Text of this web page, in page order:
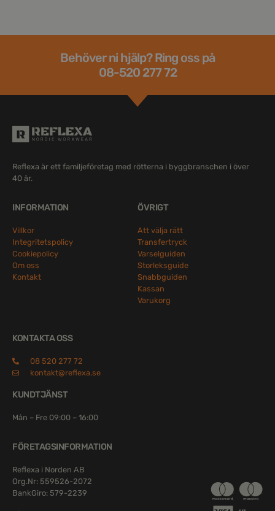
Behöver ni hjälp? Ring oss på
08-520 277 72
Reflexa är ett familjeföretag med rötterna i byggbranschen i över
40 år.
INFORMATION
Villkor
Integritetspolicy
Cookiepolicy
Om oss
Kontakt
ÖVRIGT
Att välja rätt
Transfertryck
Varselguiden
Storleksguide
Snabbguiden
Kassan
Varukorg
KONTAKTA OSS
08 520 277 72
kontakt@reflexa.se
KUNDTJÄNST
Mån – Fre 09:00 – 16:00
FÖRETAGSINFORMATION
Reflexa i Norden AB
Org.Nr: 559526-2072
BankGiro: 579-2239